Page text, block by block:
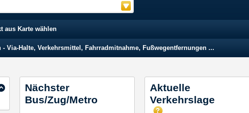
aus Karte wählen
- Via-Halte, Verkehrsmittel, Fahrradmitnahme, Fußwegentfernungen ...
Nächster
Bus/Zug/Metro
Aktuelle
Verkehrslage